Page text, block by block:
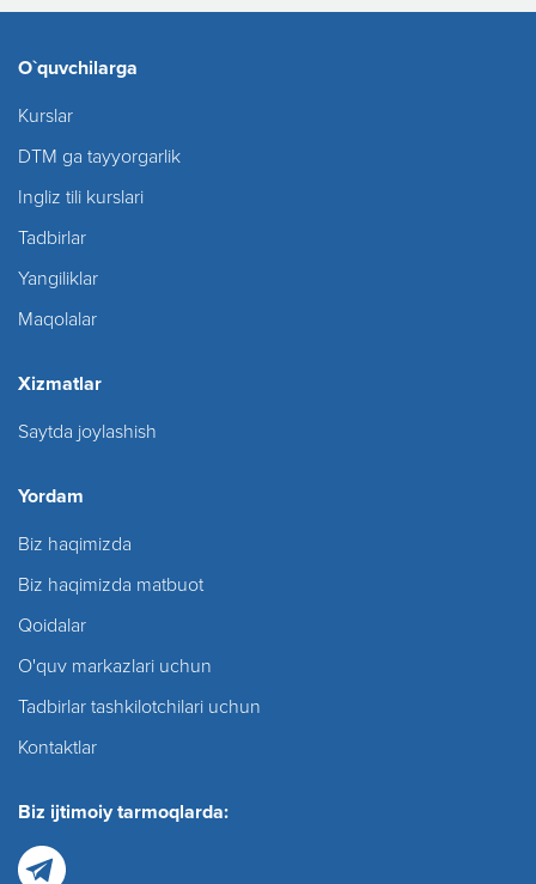
O`quvchilarga
Kurslar
DTM ga tayyorgarlik
Ingliz tili kurslari
Tadbirlar
Yangiliklar
Maqolalar
Xizmatlar
Saytda joylashish
Yordam
Biz haqimizda
Biz haqimizda matbuot
Qoidalar
O'quv markazlari uchun
Tadbirlar tashkilotchilari uchun
Kontaktlar
Biz ijtimoiy tarmoqlarda: